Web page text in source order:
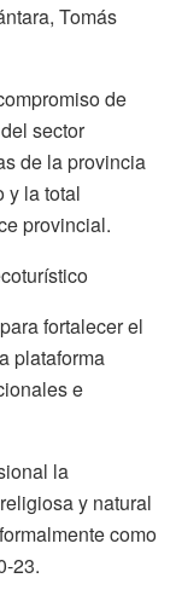
Tomás
de
sector
de la provincia
y la total
provincial.
fortalecer el
plataforma
e
la
y natural
como
23.